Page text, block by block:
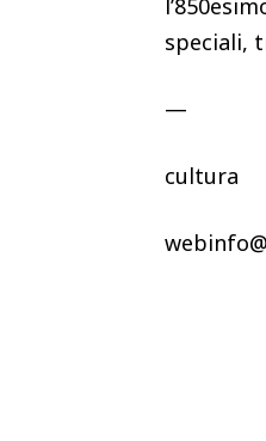
speciali,
—
cultura